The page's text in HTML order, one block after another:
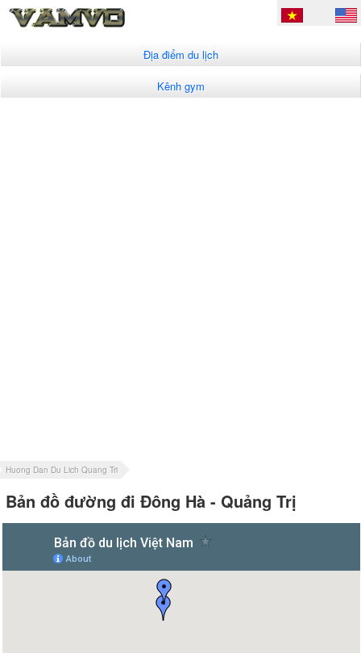
Địa điểm du lịch
Kênh gym
Huong Dan Du Lich Quang Tri
Bản đồ đường đi Đông Hà - Quảng Trị